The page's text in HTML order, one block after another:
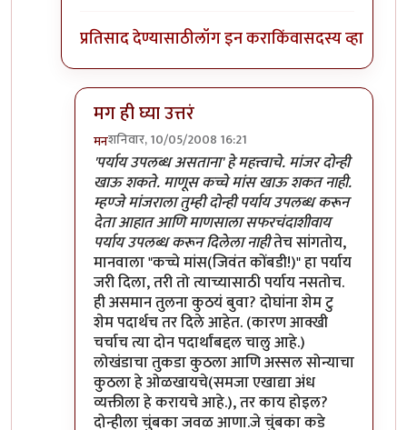
प्रतिसाद देण्यासाठीलॉग इन कराकिंवासदस्य व्हा
मग ही घ्या उत्तरं
मनशनिवार, 10/05/2008 16:21
In reply toमीbyप्रभाकर पेठकर
'पर्याय उपलब्ध असताना' हे महत्त्वाचे. मांजर दोन्ही
खाऊ शकते. माणूस कच्चे मांस खाऊ शकत नाही.
म्हण्जे मांजराला तुम्ही दोन्ही पर्याय उपलब्ध करून
देता आहात आणि माणसाला सफरचंदाशीवाय
पर्याय उपलब्ध करून दिलेला नाहीतेच सांगतोय,
मानवाला "कच्चे मांस(जिवंत कोंबडी!)" हा पर्याय
जरी दिला, तरी तो त्याच्यासाठी पर्याय नसतोच.
ही असमान तुलना कुठयं बुवा? दोघांना शेम टु
शेम पदार्थच तर दिले आहेत. (कारण आक्खी
चर्चाच त्या दोन पदार्थांबद्दल चालु आहे.)
लोखंडाचा तुकडा कुठला आणि अस्सल सोन्याचा
कुठला हे ओळखायचे(समजा एखाद्या अंध
व्यक्तीला हे करायचे आहे.), तर काय होइल?
दोन्हीला चुंबका जवळ आणा.जे चुंबका कडे